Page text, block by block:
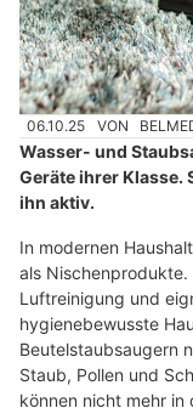
06.10.25 VON
Wasser- und
Geräte ihrer Klasse.
ihn aktiv.
In modernen
als Nischenprodukte.
Luftreinigung und
hygienebewusste
Beutelstaubsaugern
Staub, Pollen und
können nicht mehr in